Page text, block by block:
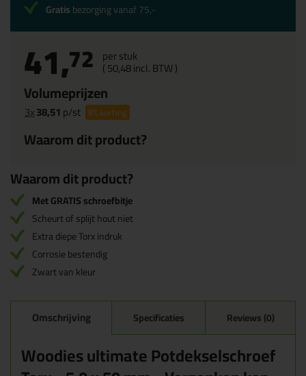
41,72 per stuk
(50,48incl. BTW )
Volumeprijzen
3x38,51 p/st 8%korting
Waarom dit product?
Gratisbezorging vanaf 75,-
Waarom dit product?
Met GRATIS schroefbitje
Scheurt of splijt hout niet
Extra diepe Torx indruk
Corrosie bestendig
Zwart van kleur
Omschrijving Specificaties Reviews (0)
Woodies ultimate Potdekselschroef